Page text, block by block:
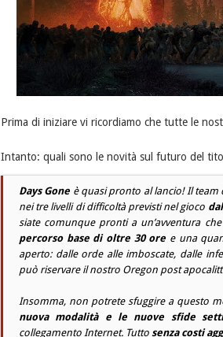
Prima di iniziare vi ricordiamo che tutte le
Intanto: quali sono le novità sul futuro del
Days Gone è quasi pronto al lancio! Ilteam
nei tre livelli di difficoltà previsti nel gioco
siate comunque pronti a un’avventura
percorso base di oltre 30 ore e una
aperto: dalle orde alle imboscate, dalle
può riservare il nostro Oregonpost
Insomma, non potrete sfuggire a questo
nuova modalità e le nuove sfide
collegamento Internet. Tutto senza costi